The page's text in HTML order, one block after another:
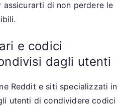
assicurarti di non perdere le
e codici
dagli utenti
Reddit e siti specializzati in
utenti di condividere codici